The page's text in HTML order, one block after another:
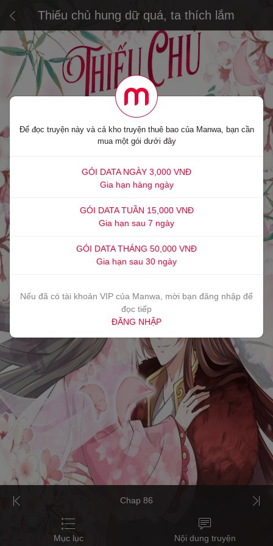
Thiếu chủ hung dữ quá, ta thích lắm
Chap 86
Mục lục Nội dung truyện
Để đọc truyện này và cả kho truyện thuê bao của Manwa, bạn cần
mua một gói dưới đây
GÓI DATA NGÀY 3,000 VNĐ
Gia hạn hàng ngày
GÓI DATA TUẦN 15,000 VNĐ
Gia hạn sau 7 ngày
GÓI DATA THÁNG 50,000 VNĐ
Gia hạn sau 30 ngày
Nếu đã có tài khoản VIP của Manwa, mời bạn đăng nhập để
đọc tiếp
ĐĂNG NHẬP